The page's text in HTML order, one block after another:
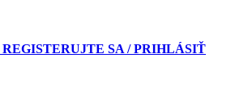
REGISTERUJTE SA / PRIHLÁSIŤ